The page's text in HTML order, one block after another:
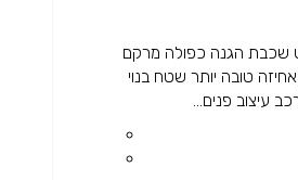
שכבת הגנה כפולה מרקם
טובה יותר שטח בנוי
עיצוב פנים...